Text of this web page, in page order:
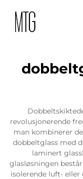
revolusjonerende
man kombinerer
dobbeltglass med
laminert
glasløsningen
isolerende luft- eller